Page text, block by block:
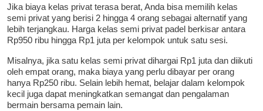
Jika biaya kelas privat terasa berat, Anda bisa memilih kelas
semi privat yang berisi 2 hingga 4 orang sebagai alternatif yang
lebih terjangkau. Harga kelas semi privat padel berkisar antara
Rp950 ribu hingga Rp1 juta per kelompok untuk satu sesi.
Misalnya, jika satu kelas semi privat dihargai Rp1 juta dan diikuti
oleh empat orang, maka biaya yang perlu dibayar per orang
hanya Rp250 ribu. Selain lebih hemat, belajar dalam kelompok
kecil juga dapat meningkatkan semangat dan pengalaman
bermain bersama pemain lain.